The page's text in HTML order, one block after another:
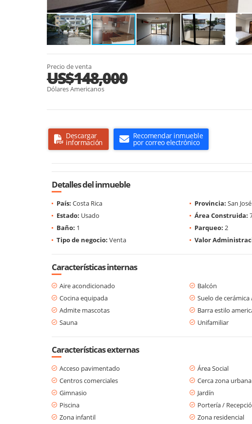
Precio de venta
US$148,000
Dólares Americanos
Descargar
información
Recomendar inmueble
por correo electrónico
Detalles del inmueble
País: Costa Rica Provincia: San José
Estado: Usado Área Construida:
Baño: 1 Parqueo: 2
Tipo de negocio: Venta Valor
Características internas
Aire acondicionado Balcón
Cocina equipada
Suelo de
Admite mascotas
Barra estilo
Sauna
Unifamiliar
Características externas
Acceso pavimentado Área Social
Centros comerciales
Cerca zona urbana
Gimnasio
Jardín
Piscina
Portería /
Zona infantil
Zona residencial